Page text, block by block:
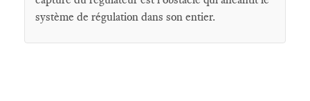
système de régulation dans son entier.